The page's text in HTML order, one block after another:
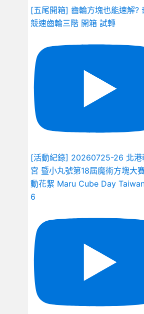
[五尾開箱] 齒輪方塊也能速解?
競速齒輪三階 開箱 試轉
[活動紀錄] 20260725-26 北港
宮 暨小丸號第18屆魔術方塊大
動花絮 Maru Cube Day
6